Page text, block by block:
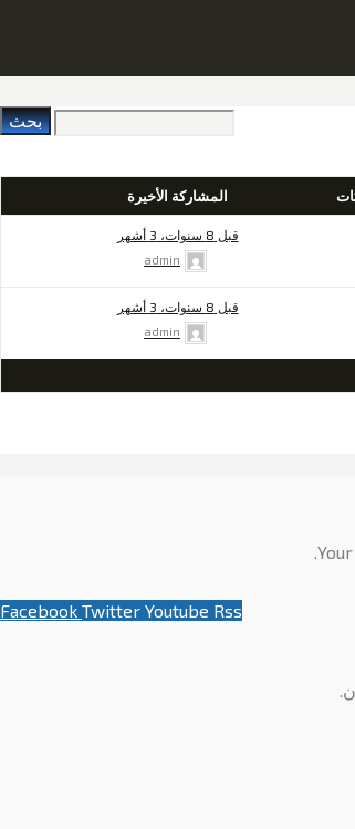
المشاركة الأخيرة
قبل 8 سنوات، 3 أشهر
admin
قبل 8 سنوات، 3 أشهر
admin
Facebook Twitter Youtube Rss